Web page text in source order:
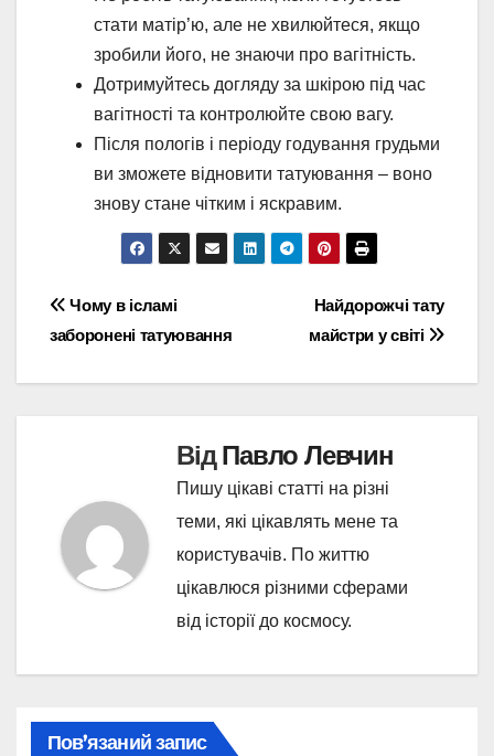
стати матір’ю, але не хвилюйтеся, якщо
зробили його, не знаючи про вагітність.
Дотримуйтесь догляду за шкірою під час
вагітності та контролюйте свою вагу.
Після пологів і періоду годування грудьми
ви зможете відновити татуювання – воно
знову стане чітким і яскравим.
Навігація
записів
Найдорожчі тату
майстри у світі
Чому в ісламі
заборонені татуювання
ВідПавло Левчин
Пишу цікаві статті на різні
теми, які цікавлять мене та
користувачів. По життю
цікавлюся різними сферами
від історії до космосу.
Пов’язаний запис